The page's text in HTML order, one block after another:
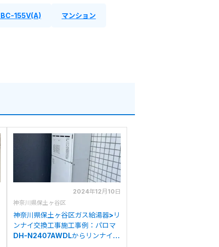
155V(A) マンション
2024年12月10日
神奈川県保土ヶ谷区
神奈川県保土ヶ谷区ガス給湯器>リ
ンナイ交換工事施工事例：パロマ
DH-N2407AWDLからリンナイ